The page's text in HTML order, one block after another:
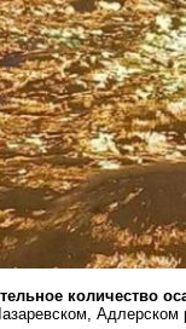
количество